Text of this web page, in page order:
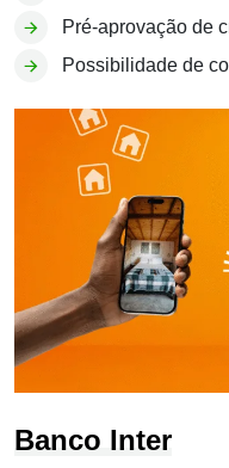
Pré-aprovação de
Possibilidade de
Banco Inter